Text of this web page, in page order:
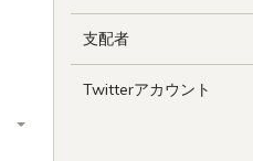
支配者
Twitterアカウント